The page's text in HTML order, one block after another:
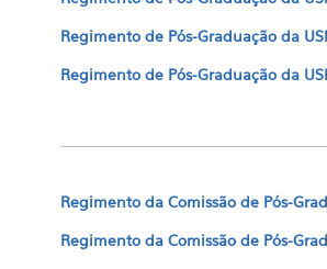
Regimento de Pós-Graduação da
Regimento de Pós-Graduação da
Regimento da Comissão de Pós-
Regimento da Comissão de Pós-